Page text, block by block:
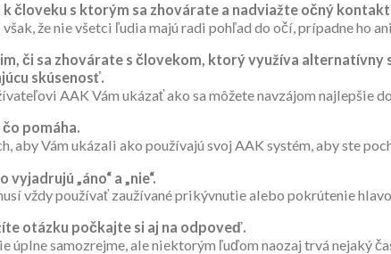
človeku s ktorým sa zhovárate a nadviažte očný
že nie všetci ľudia majú radi pohľad do očí, prípadne ho
či sa zhovárate s človekom, ktorý využíva
skúsenosť.
AAK Vám ukázať ako sa môžete navzájom najlepšie
pomáha.
aby Vám ukázali ako používajú svoj AAK systém, aby ste
vyjadrujú „áno“ a „nie“.
vždy používať zaužívané prikývnutie alebo pokrútenie
otázku počkajte si aj na odpoveď.
úplne samozrejme, ale niektorým ľuďom naozaj trvá nejaký